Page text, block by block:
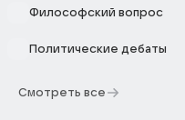
Философский вопрос
Политические дебаты
Смотреть все